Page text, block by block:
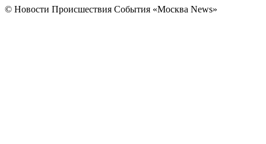
© Новости Происшествия События «Москва News»